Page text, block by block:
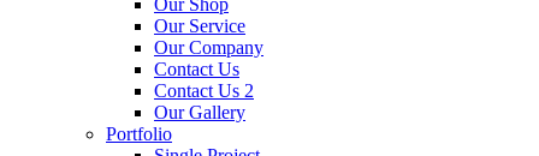
Our Shop
Our Service
Our Company
Contact Us
Contact Us 2
Our Gallery
Portfolio